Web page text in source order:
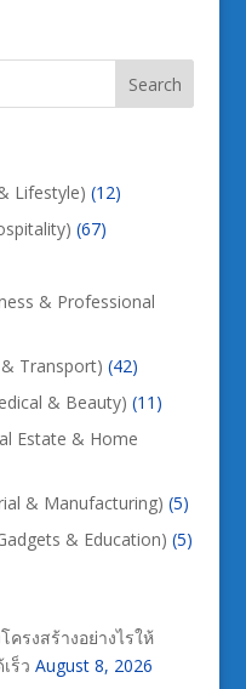
Lifestyle) (12)
(67)
& Professional
Transport) (42)
& Beauty) (11)
Estate & Home
& Manufacturing) (5)
& Education) (5)
รงสร้างอย่างไรให้
ร็ว August 8, 2026